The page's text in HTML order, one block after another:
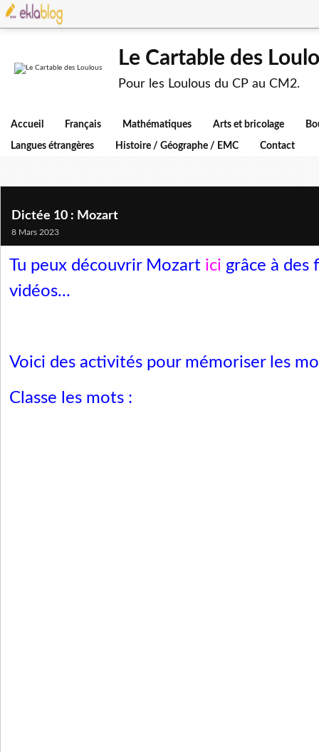
Le Cartable des
Pour les Loulous du CP au CM2.
Accueil Français Mathématiques Arts et bricolage
Langues étrangères Histoire / Géographe / EMC Contact
Dictée 10 : Mozart
8 Mars 2023
Tu peux découvrir Mozart ici grâce à des
vidéos...
Voici des activités pour mémoriser les
Classe les mots :